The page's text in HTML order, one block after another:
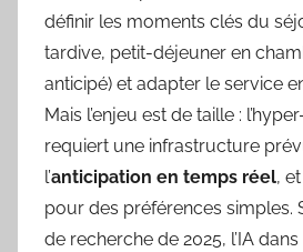
définir les moments clés du
tardive, petit-déjeuner en
anticipé) et adapter le service
Mais l’enjeu est de taille :
requiert une infrastructure
l’anticipation en temps réel,
pour des préférences simples.
de recherche de 2025, l’IA